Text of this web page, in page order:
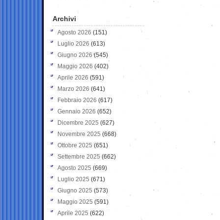
Archivi
Agosto 2026 (151)
Luglio 2026 (613)
Giugno 2026 (545)
Maggio 2026 (402)
Aprile 2026 (591)
Marzo 2026 (641)
Febbraio 2026 (617)
Gennaio 2026 (652)
Dicembre 2025 (627)
Novembre 2025 (668)
Ottobre 2025 (651)
Settembre 2025 (662)
Agosto 2025 (669)
Luglio 2025 (671)
Giugno 2025 (573)
Maggio 2025 (591)
Aprile 2025 (622)